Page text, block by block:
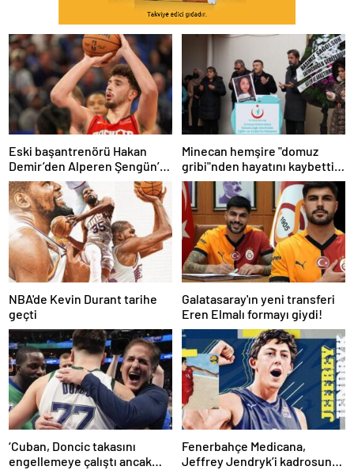
Eski başantrenörü Hakan
Demir’den Alperen Şengün’e
övgü
Minecan hemşire "domuz
gribi"nden hayatını kaybetti –
Haberler | Sağlık Haberleri
NBA'de Kevin Durant tarihe
geçti
Galatasaray'ın yeni transferi
Eren Elmalı formayı giydi!
‘Cuban, Doncic takasını
engellemeye çalıştı ancak
Fenerbahçe Medicana,
Jeffrey Jendryk’i kadrosuna